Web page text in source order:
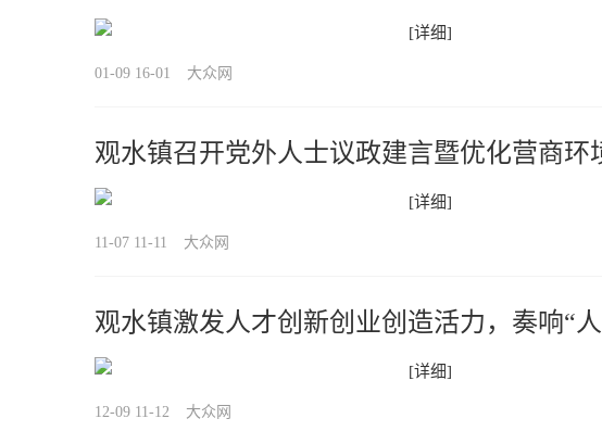
[详细]
01-09 16-01 大众网
观水镇召开党外人士议政建言暨优化营商环
[详细]
11-07 11-11 大众网
观水镇激发人才创新创业创造活力，奏响“
[详细]
12-09 11-12 大众网